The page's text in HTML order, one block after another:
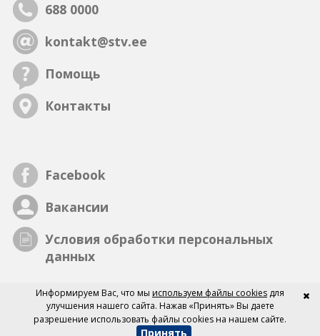
688 0000
kontakt@stv.ee
Помощь
Контакты
Facebook
Вакансии
Условия обработки персональных
данных
Информируем Вас, что мы используем файлы cookies для
улучшения нашего сайта. Нажав «Принять» Вы даете
разрешение использовать файлы cookies на нашем сайте.
Принять